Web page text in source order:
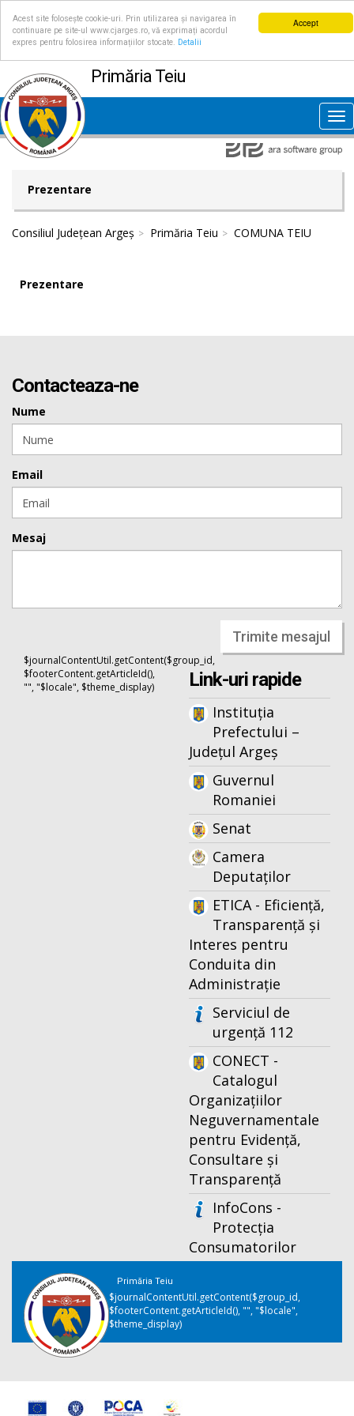
Accept
Acest site folosește cookie-uri. Prin utilizarea și navigarea în
continuare pe site-ul www.cjarges.ro, vă exprimați acordul
expres pentru folosirea informațiilor stocate.
Detalii
Primăria Teiu
Prezentare
Consiliul Județean Argeș Primăria Teiu COMUNA TEIU
Prezentare
Contacteaza-ne
Nume
Email
Mesaj
Trimite mesajul
$journalContentUtil.getContent($group_id,
$footerContent.getArticleId(),
"", "$locale", $theme_display)
Link-uri rapide
Instituția
Prefectului –
Județul Argeș
Guvernul
Romaniei
Senat
Camera
Deputaților
ETICA - Eficiență,
Transparență și
Interes pentru
Conduita din
Administrație
Serviciul de
urgență 112
CONECT -
Catalogul
Organizațiilor
Neguvernamentale
pentru Evidență,
Consultare și
Transparență
InfoCons -
Protecția
Consumatorilor
Primăria Teiu
$journalContentUtil.getContent($group_id,
$footerContent.getArticleId(), "", "$locale",
$theme_display)